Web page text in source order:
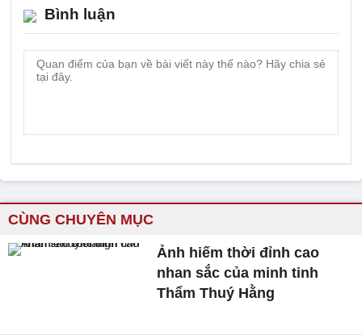
Bình luận
CÙNG CHUYÊN MỤC
Ảnh hiếm thời đỉnh cao
nhan sắc của minh tinh
Thẩm Thuý Hằng